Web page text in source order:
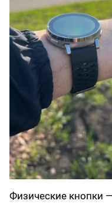
Физические кнопки